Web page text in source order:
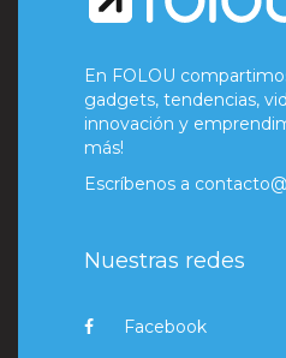
En FOLOU
gadgets, tendencias,
innovación y
más!
Escríbenos a
Nuestras redes
Facebook